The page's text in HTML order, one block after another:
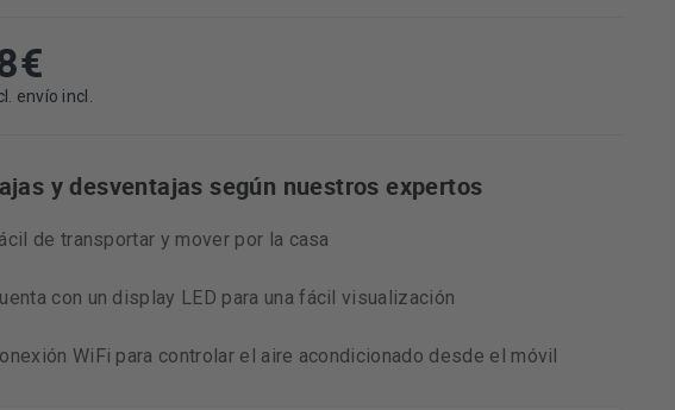
€
envío incl.
y desventajas según nuestros expertos
de transportar y mover por la casa
con un display LED para una fácil visualización
WiFi para controlar el aire acondicionado desde el móvil